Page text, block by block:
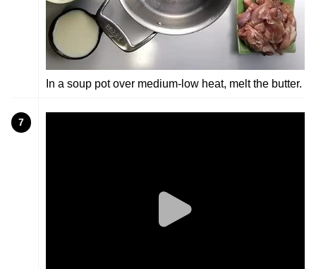
In a soup pot over medium-low heat, melt the butter.
7